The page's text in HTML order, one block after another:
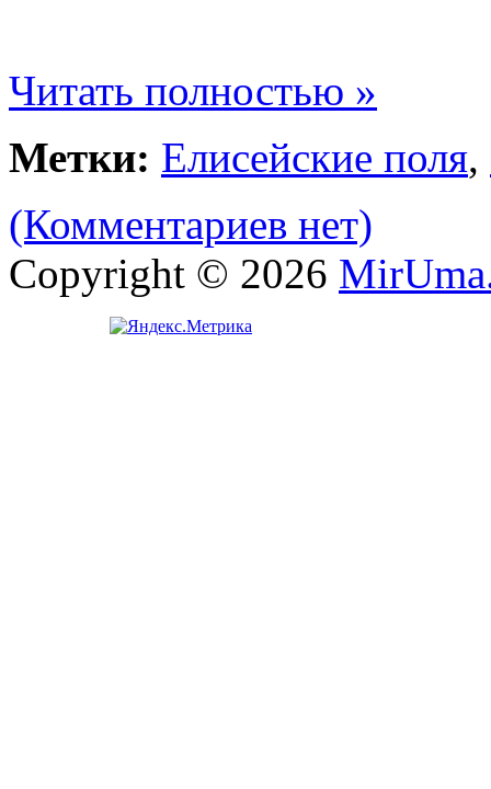
Читать полностью »
Метки: Елисейские поля,
(Комментариев нет)
Copyright © 2026